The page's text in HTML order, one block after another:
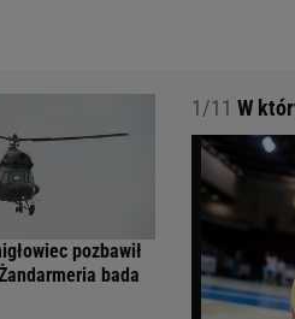
pozbawił
bada
1/11 W